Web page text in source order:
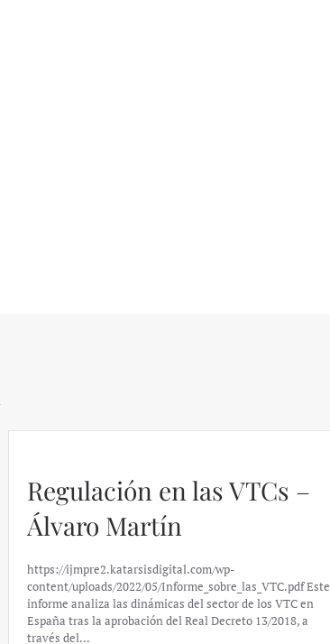
Regulación en las VTCs –
Álvaro Martín
https://ijmpre2.katarsisdigital.com/wp-
content/uploads/2022/05/Informe_sobre_las_VTC.pdf Este
informe analiza las dinámicas del sector de los VTC en
España tras la aprobación del Real Decreto 13/2018, a
través del…